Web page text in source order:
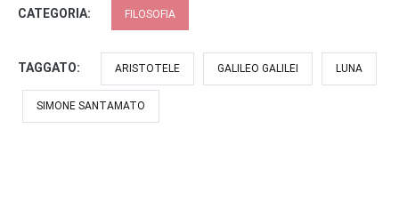
CATEGORIA: FILOSOFIA
TAGGATO: ARISTOTELE GALILEO GALILEI LUNA
SIMONE SANTAMATO